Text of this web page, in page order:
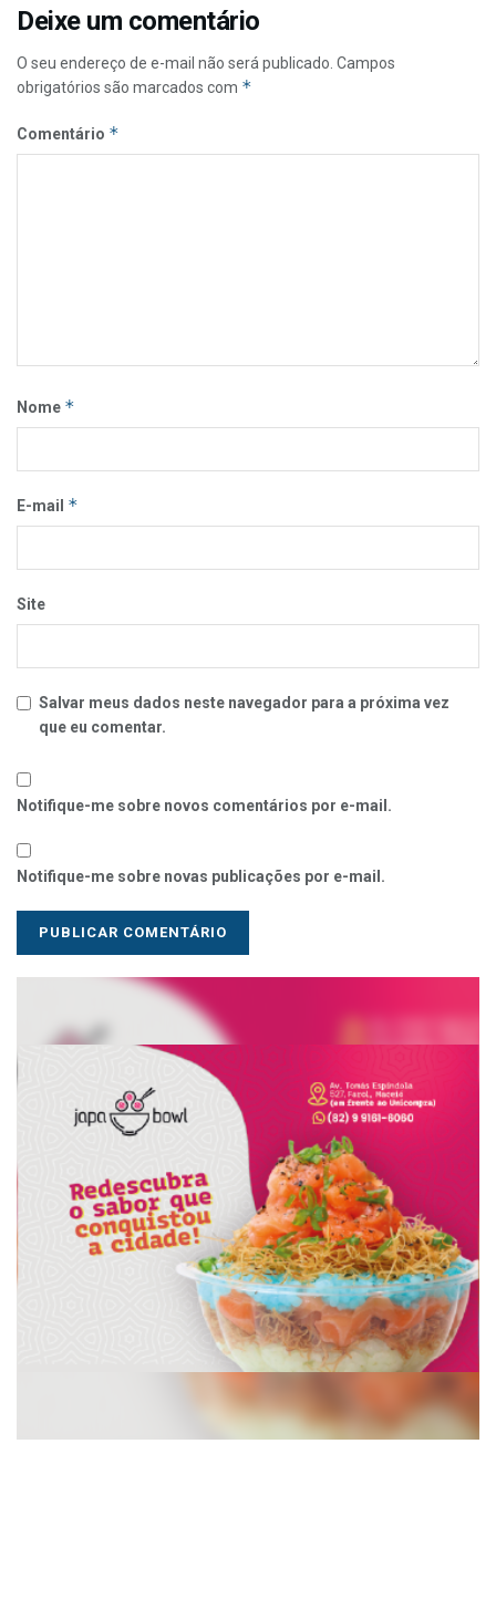
Deixe um comentário
O seu endereço de e-mail não será publicado. Campos
obrigatórios são marcados com *
Comentário *
Nome *
E-mail *
Site
Salvar meus dados neste navegador para a próxima vez
que eu comentar.
Notifique-me sobre novos comentários por e-mail.
Notifique-me sobre novas publicações por e-mail.